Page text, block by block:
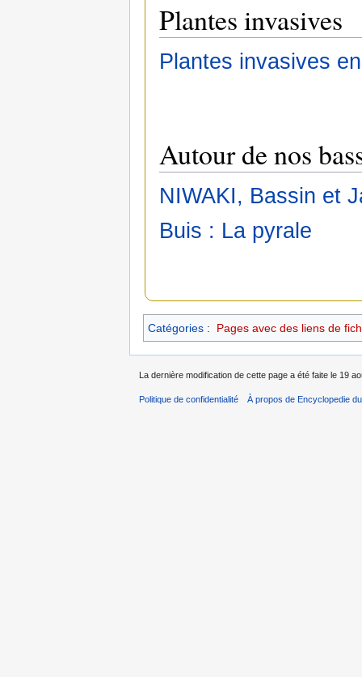
Plantes invasives
Plantes invasives
Autour de nos
NIWAKI, Bassin et
Buis : La pyrale
Catégories : Pages avec des liens de
La dernière modification de cette page a été faite le 19
Politique de confidentialité À propos de Encyclopedie